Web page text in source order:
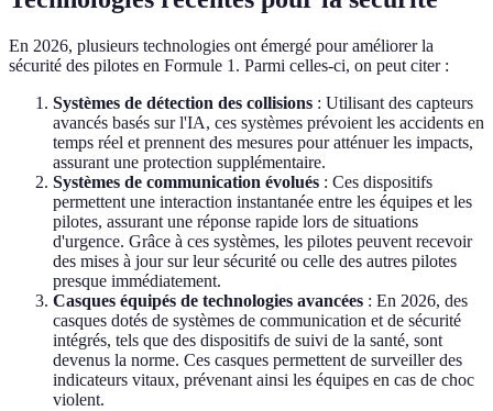
En 2026, plusieurs technologies ont émergé pour améliorer la
sécurité des pilotes en Formule 1. Parmi celles-ci, on peut citer :
Systèmes de détection des collisions : Utilisant des capteurs
avancés basés sur l'IA, ces systèmes prévoient les accidents en
temps réel et prennent des mesures pour atténuer les impacts,
assurant une protection supplémentaire.
Systèmes de communication évolués : Ces dispositifs
permettent une interaction instantanée entre les équipes et les
pilotes, assurant une réponse rapide lors de situations
d'urgence. Grâce à ces systèmes, les pilotes peuvent recevoir
des mises à jour sur leur sécurité ou celle des autres pilotes
presque immédiatement.
Casques équipés de technologies avancées : En 2026, des
casques dotés de systèmes de communication et de sécurité
intégrés, tels que des dispositifs de suivi de la santé, sont
devenus la norme. Ces casques permettent de surveiller des
indicateurs vitaux, prévenant ainsi les équipes en cas de choc
violent.